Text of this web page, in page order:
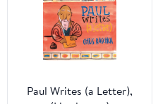
Paul Writes (a Letter),